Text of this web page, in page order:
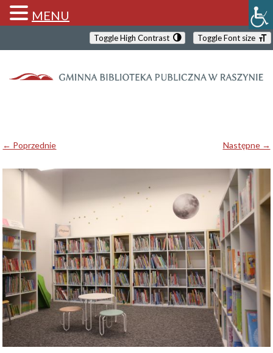
Toggle High Contrast Toggle Font size
← Poprzednie Następne →
MENU